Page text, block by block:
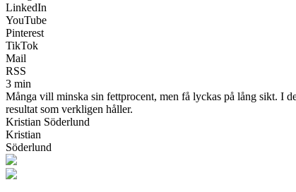
LinkedIn
YouTube
Pinterest
TikTok
Mail
RSS
3 min
Många vill minska sin fettprocent, men få lyckas på lång sikt. I
resultat som verkligen håller.
Kristian Söderlund
Kristian
Söderlund